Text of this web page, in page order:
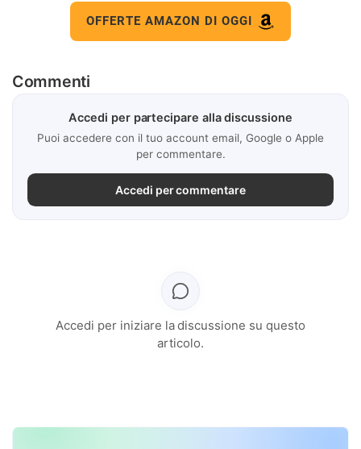
OFFERTE AMAZON DI OGGI
Commenti
Accedi per partecipare alla discussione
Puoi accedere con il tuo account email, Google o Apple
per commentare.
Accedi per commentare
Accedi per iniziare la discussione su questo
articolo.